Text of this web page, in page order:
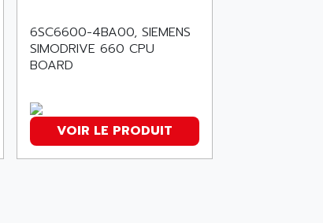
6SC6600-4BA00, SIEMENS
SIMODRIVE 660 CPU
BOARD
VOIR LE PRODUIT